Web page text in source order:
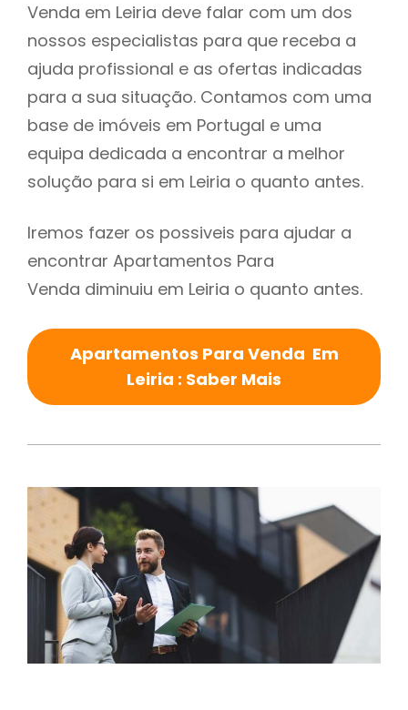
Venda em Leiria deve falar com um dos
nossos especialistas para que receba a
ajuda profissional e as ofertas indicadas
para a sua situação. Contamos com uma
base de imóveis em Portugal e uma
equipa dedicada a encontrar a melhor
solução para si em Leiria o quanto antes.
Iremos fazer os possiveis para ajudar a
encontrar Apartamentos Para
Venda diminuiu em Leiria o quanto antes.
Apartamentos Para Venda Em
Leiria : Saber Mais